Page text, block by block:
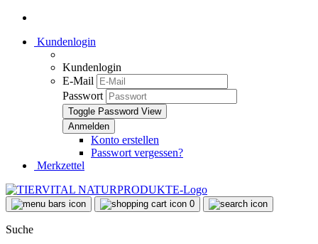
Kundenlogin
Kundenlogin
E-Mail
Passwort
Toggle Password View
Konto erstellen
Passwort vergessen?
Merkzettel
0
Suche